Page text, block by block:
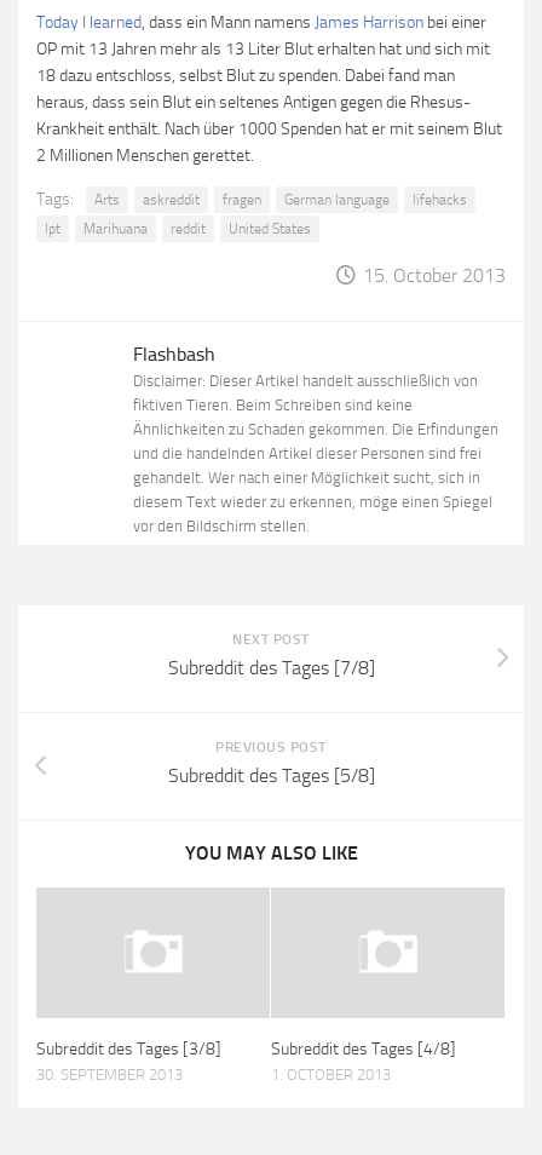
Today I learned, dass ein Mann namens James Harrison bei einer
OP mit 13 Jahren mehr als 13 Liter Blut erhalten hat und sich mit
18 dazu entschloss, selbst Blut zu spenden. Dabei fand man
heraus, dass sein Blut ein seltenes Antigen gegen die Rhesus-
Krankheit enthält. Nach über 1000 Spenden hat er mit seinem Blut
2 Millionen Menschen gerettet.
Tags: Arts askreddit fragen German language
lifehacks
lpt
Marihuana reddit United States
15. October 2013
Flashbash
Disclaimer: Dieser Artikel handelt ausschließlich von
fiktiven Tieren. Beim Schreiben sind keine
Ähnlichkeiten zu Schaden gekommen. Die Erfindungen
und die handelnden Artikel dieser Personen sind frei
gehandelt. Wer nach einer Möglichkeit sucht, sich in
diesem Text wieder zu erkennen, möge einen Spiegel
vor den Bildschirm stellen.
NEXT POST
Subreddit des Tages [7/8]
PREVIOUS POST
Subreddit des Tages [5/8]
YOU MAY ALSO LIKE
Subreddit des Tages [3/8]
30. SEPTEMBER 2013
Subreddit des Tages [4/8]
1. OCTOBER 2013